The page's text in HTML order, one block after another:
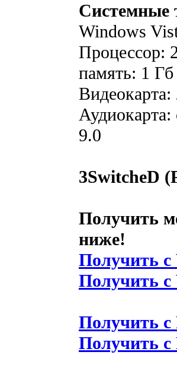
Cистемные
Windows
Процессор:
память: 1
9.0
3SwitcheD
Получить
ниже!
Получить
Получить
Получить
Получить